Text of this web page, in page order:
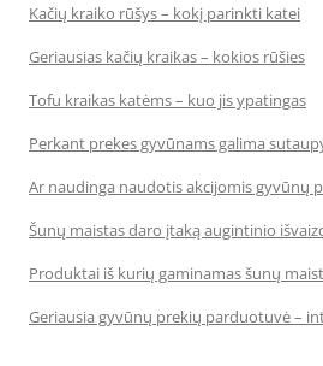
Kačių kraiko rūšys – kokį parinkti katei
Geriausias kačių kraikas – kokios rūšies
Tofu kraikas katėms – kuo jis ypatingas
Perkant prekes gyvūnams galima
Ar naudinga naudotis akcijomis gyvūnų
Šunų maistas daro įtaką augintinio
Produktai iš kurių gaminamas šunų
Geriausia gyvūnų prekių parduotuvė –